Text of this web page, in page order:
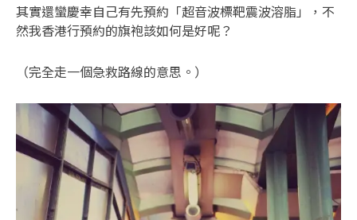
其實還蠻慶幸自己有先預約「超音波標靶震波溶脂」，不
然我香港行預約的旗袍該如何是好呢？
（完全走一個急救路線的意思。）